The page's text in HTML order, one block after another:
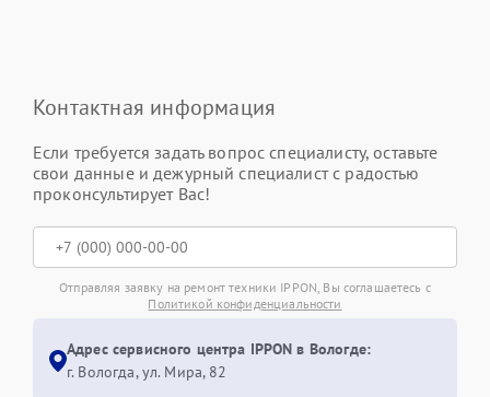
Контактная информация
Если требуется задать вопрос специалисту, оставьте
свои данные и дежурный специалист с радостью
проконсультирует Вас!
Отправляя заявку на ремонт техники IPPON, Вы соглашаетесь с
Политикой конфиденциальности
Адрес сервисного центра IPPON в Вологде:
г. Вологда, ул. Мира, 82